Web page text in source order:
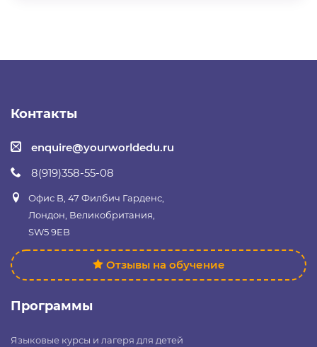
Контакты
enquire@yourworldedu.ru
8(919)358-55-08
Офис B, 47 Филбич Гарденс,
Лондон, Великобритания,
SW5 9EB
Отзывы на обучение
Программы
Языковые курсы и лагеря для детей